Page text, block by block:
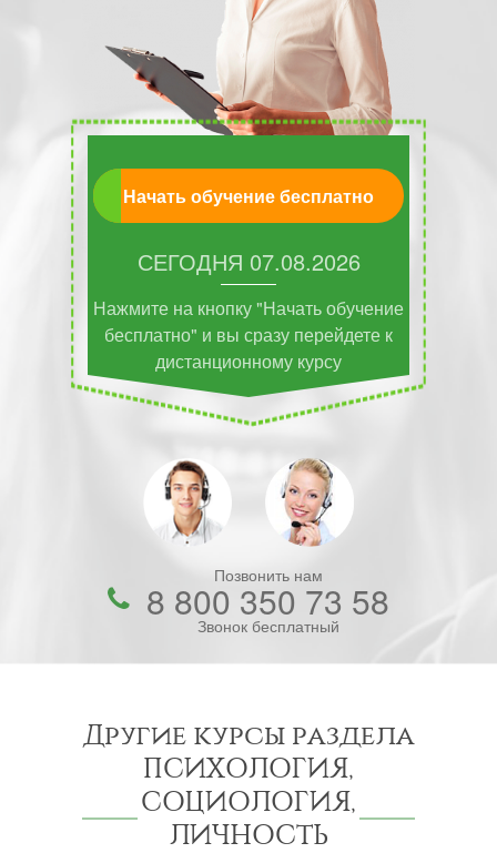
Начать обучение бесплатно
СЕГОДНЯ 07.08.2026
Нажмите на кнопку "Начать обучение
бесплатно" и вы сразу перейдете к
дистанционному курсу
Позвонить нам
8 800 350 73 58
Звонок бесплатный
Другие курсы раздела
ПСИХОЛОГИЯ,
СОЦИОЛОГИЯ,
ЛИЧНОСТЬ